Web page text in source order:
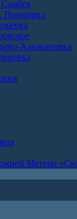
Приморка
Ханжоновка
Матери